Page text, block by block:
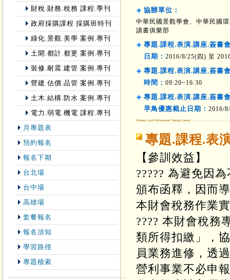
財稅.財務.稅務 課程.季刊
政府採購課程 採購班特刊
綠化.景觀.美學 案例.專刊
土開.都計.都更 案例.專刊
裝修.耐震.建管 案例.專刊
營建.估價.品管 案例.專刊
土木.結構.防水 案例.專刊
電力.弱電.機電 課程.專刊
月專題表
預約報名
報名下期
台北場
台中場
高雄場
套餐報名
報名須知
學習路徑
專題檢索
協辦單位：
中華民國景觀學會、中華民國
讀書俱樂部
專題.課程.表演.講座.簽書
日期： 2016/8/25(四) 至
專題.課程.表演.講座.簽書
時間： 09:20~16:30
專題.課程.表演.講座.簽書
早鳥優惠截止日期： 2016/
專題.課程.表
【參訓效益】
????? 為避免因
頒布函釋，因而
本財會稅務作業
???? 本財會稅務
類所得扣繳」，
員業務進修，透
營利事業不必申